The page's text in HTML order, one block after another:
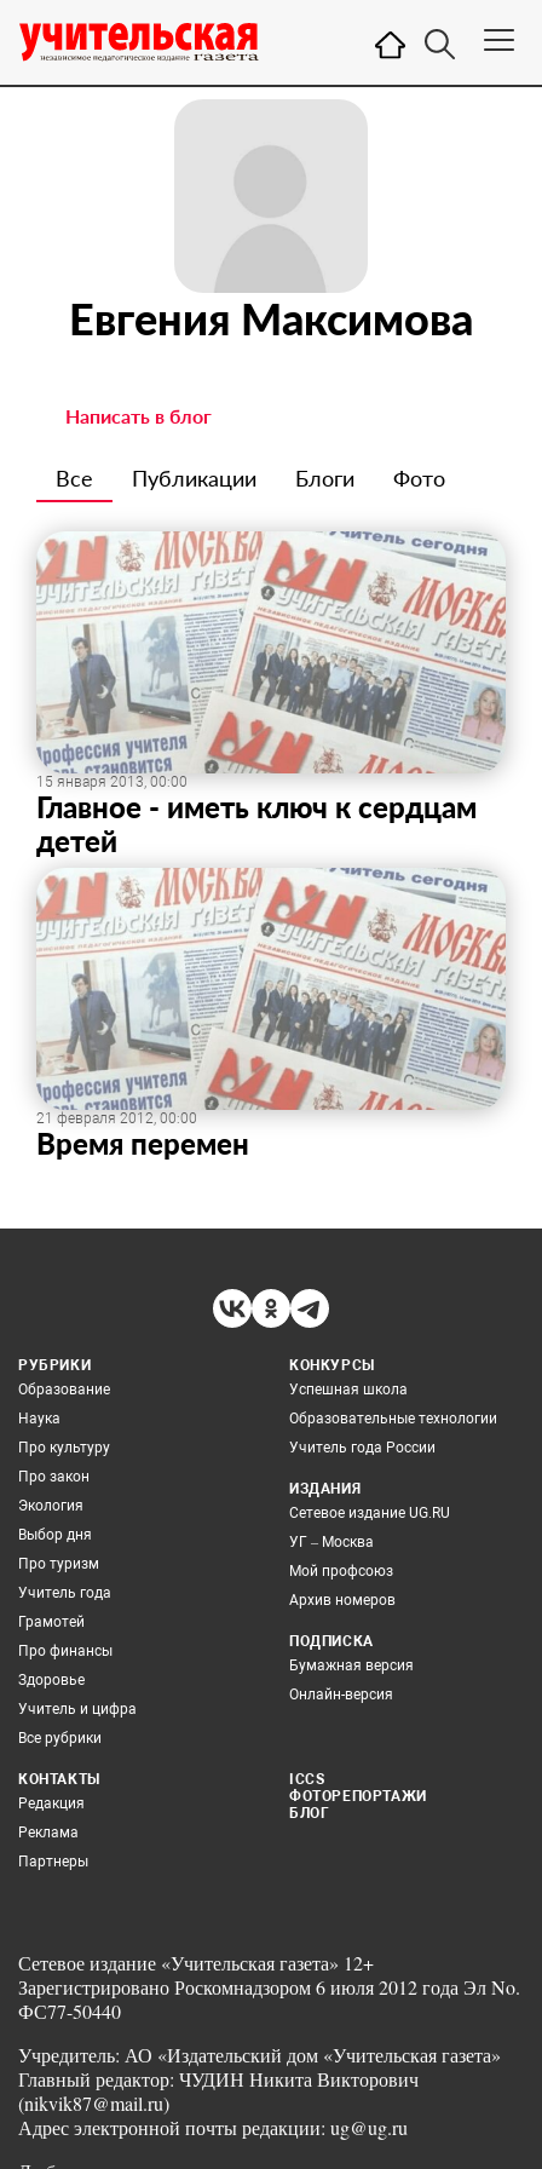
Евгения Максимова
Написать в блог
Все Публикации Блоги Фото
15 января 2013, 00:00
Главное - иметь ключ к сердцам
детей
21 февраля 2012, 00:00
Время перемен
РУБРИКИ
Образование
Наука
Про культуру
Про закон
Экология
Выбор дня
Про туризм
Учитель года
Грамотей
Про финансы
Здоровье
Учитель и цифра
Все рубрики
КОНКУРСЫ
Успешная школа
Образовательные технологии
Учитель года России
ИЗДАНИЯ
Сетевое издание UG.RU
УГ – Москва
Мой профсоюз
Архив номеров
ПОДПИСКА
Бумажная версия
Онлайн-версия
КОНТАКТЫ
Редакция
Реклама
Партнеры
ICCS
ФОТОРЕПОРТАЖИ
БЛОГ
Сетевое издание «Учительская газета» 12+
Зарегистрировано Роскомнадзором 6 июля 2012 года Эл No.
ФС77-50440
Учредитель: АО «Издательский дом «Учительская газета»
Главный редактор: ЧУДИН Никита Викторович
(nikvik87@mail.ru)
Адрес электронной почты редакции: ug@ug.ru